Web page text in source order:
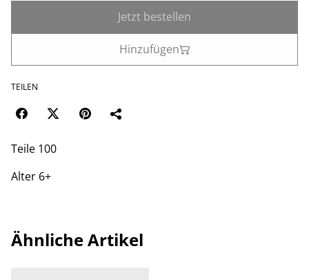
Jetzt bestellen
Hinzufügen
TEILEN
Teile 100
Alter 6+
Ähnliche Artikel